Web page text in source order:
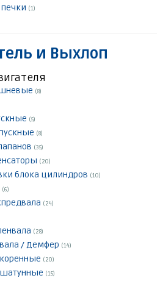
(1)
и Выхлоп
(8)
(5)
(8)
(35)
(20)
блока цилиндров (10)
(6)
(24)
(28)
/ Демфер (14)
(20)
(15)